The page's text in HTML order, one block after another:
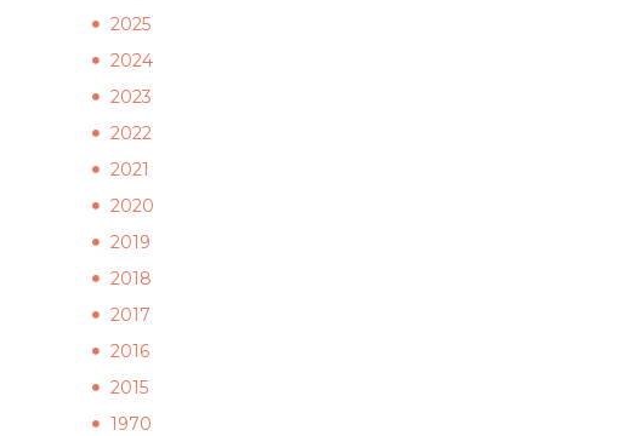
2025
2024
2023
2022
2021
2020
2019
2018
2017
2016
2015
1970